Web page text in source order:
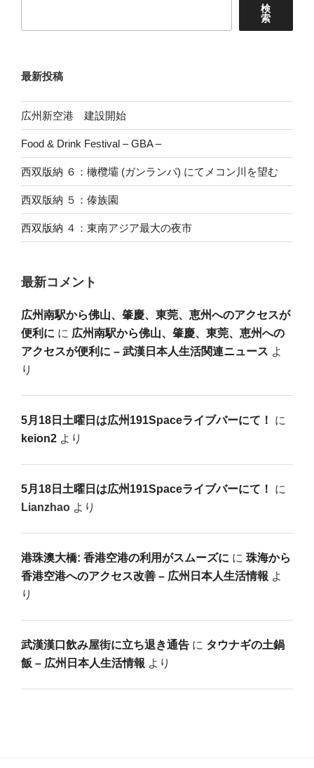
検
索
最新投稿
広州新空港 建設開始
Food & Drink Festival – GBA –
西双版納 ６：橄欖壩 (ガンランパ) にてメコン川を望む
西双版納 ５：傣族園
西双版納 ４：東南アジア最大の夜市
最新コメント
広州南駅から佛山、肇慶、東莞、恵州へのアクセスが
便利に に 広州南駅から佛山、肇慶、東莞、恵州への
アクセスが便利に – 武漢日本人生活関連ニュース よ
り
5月18日土曜日は広州191Spaceライブバーにて！
に
keion2 より
5月18日土曜日は広州191Spaceライブバーにて！
に
Lianzhao より
港珠澳大橋: 香港空港の利用がスムーズに に 珠海から
香港空港へのアクセス改善 – 広州日本人生活情報 よ
り
武漢漢口飲み屋街に立ち退き通告 に タウナギの土鍋
飯 – 広州日本人生活情報 より